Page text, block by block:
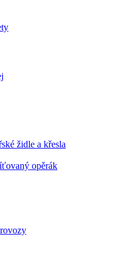
židle a křesla
opěrák